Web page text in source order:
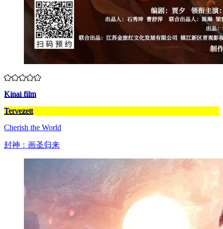
Kinai film
Tervezett
Cherish the World
封神：画圣归来